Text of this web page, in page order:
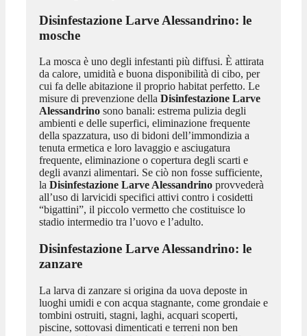
Disinfestazione Larve Alessandrino: le
mosche
La mosca è uno degli infestanti più diffusi. È attirata
da calore, umidità e buona disponibilità di cibo, per
cui fa delle abitazione il proprio habitat perfetto. Le
misure di prevenzione della Disinfestazione Larve
Alessandrinosono banali: estrema pulizia degli
ambienti e delle superfici, eliminazione frequente
della spazzatura, uso di bidoni dell’immondizia a
tenuta ermetica e loro lavaggio e asciugatura
frequente, eliminazione o copertura degli scarti e
degli avanzi alimentari. Se ciò non fosse sufficiente,
la Disinfestazione Larve Alessandrinoprovvederà
all’uso di larvicidi specifici attivi contro i cosidetti
“bigattini”, il piccolo vermetto che costituisce lo
stadio intermedio tra l’uovo e l’adulto.
Disinfestazione Larve Alessandrino: le
zanzare
La larva di zanzare si origina da uova deposte in
luoghi umidi e con acqua stagnante, come grondaie e
tombini ostruiti, stagni, laghi, acquari scoperti,
piscine, sottovasi dimenticati e terreni non ben